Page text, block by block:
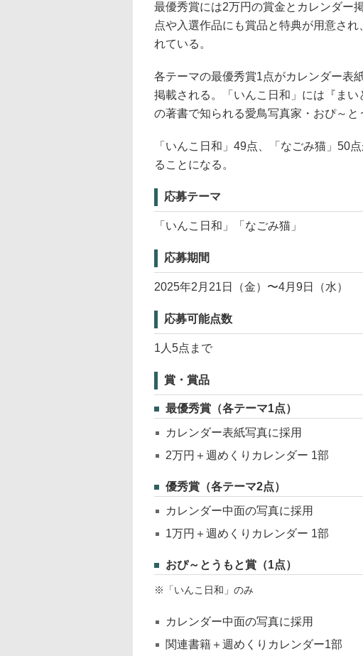
最優秀賞には2万円の賞金とカレンダー
点や入選作品にも賞品と特典が用意さ
れている。
各テーマの最優秀賞1点がカレンダー表
掲載される。「いんこ日和」には『ま
の著書で知られる愛鳥写真家・おぴ～と
「いんこ日和」49点、「なごみ猫」50
ることになる。
応募テーマ
「いんこ日和」「なごみ猫」
応募期間
2025年2月21日（金）〜4月9日（水）
応募可能点数
1人5点まで
賞・賞品
最優秀賞（各テーマ1点）
カレンダー表紙写真に採用
2万円＋週めくりカレンダー 1部
優秀賞（各テーマ2点）
カレンダー中面の写真に採用
1万円＋週めくりカレンダー 1部
おぴ～とうもと賞（1点）
※「いんこ日和」のみ
カレンダー中面の写真に採用
関連書籍＋週めくりカレンダー1部